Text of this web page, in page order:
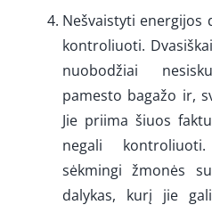
Nešvaistyti energijos
kontroliuoti.
nuobodžiai
pamesto bagažo ir,
Jie priima šiuos
negali
sėkmingi žmonės
dalykas, kurį jie